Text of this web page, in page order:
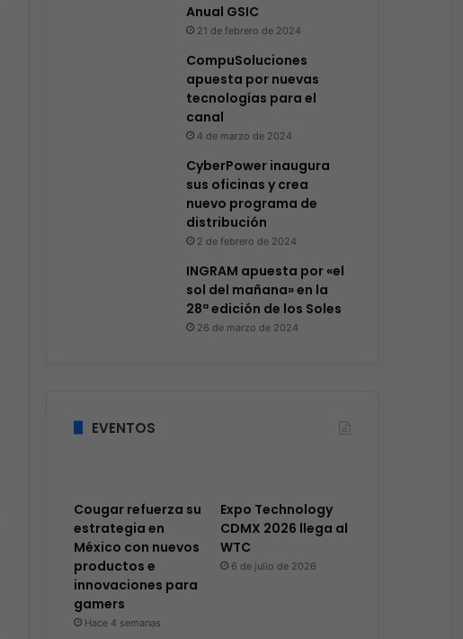
Anual GSIC
21 de febrero de 2024
CompuSoluciones
apuesta por nuevas
tecnologías para el
canal
4 de marzo de 2024
CyberPower inaugura
sus oficinas y crea
nuevo programa de
distribución
2 de febrero de 2024
INGRAM apuesta por «el
sol del mañana» en la
28ª edición de los Soles
26 de marzo de 2024
EVENTOS
Cougar refuerza su
estrategia en
México con nuevos
productos e
innovaciones para
gamers
Hace 4 semanas
Expo Technology
CDMX 2026 llega al
WTC
6 de julio de 2026